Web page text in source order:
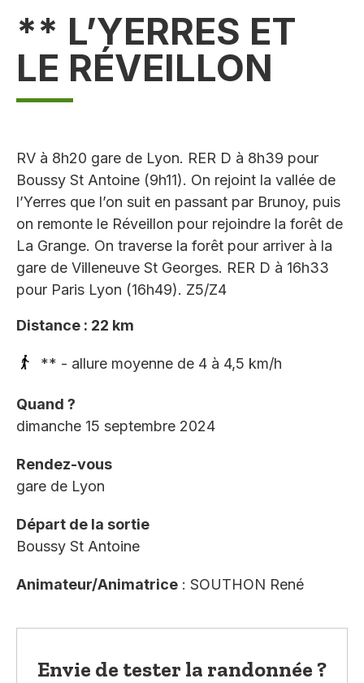
** L’YERRES ET
LE RÉVEILLON
RV à 8h20 gare de Lyon. RER D à 8h39 pour
Boussy St Antoine (9h11). On rejoint la vallée de
l’Yerres que l’on suit en passant par Brunoy, puis
on remonte le Réveillon pour rejoindre la forêt de
La Grange. On traverse la forêt pour arriver à la
gare de Villeneuve St Georges. RER D à 16h33
pour Paris Lyon (16h49). Z5/Z4
Distance : 22 km
** - allure moyenne de 4 à 4,5 km/h
Quand ?
dimanche 15 septembre 2024
Rendez-vous
gare de Lyon
Départ de la sortie
Boussy St Antoine
Animateur/Animatrice : SOUTHON René
Envie de tester la randonnée ?